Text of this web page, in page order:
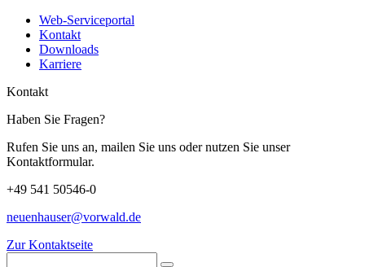
Web-Serviceportal
Kontakt
Downloads
Karriere
Kontakt
Haben Sie Fragen?
Rufen Sie uns an, mailen Sie uns oder nutzen Sie unser
Kontaktformular.
+49 541 50546-0
neuenhauser@vorwald.de
Zur Kontaktseite